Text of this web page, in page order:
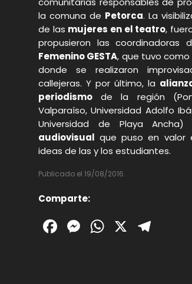
la comuna de Petorca. La
de las mujeres en el teatro,
propusieron las coordinadoras
Femenino GESTA, que tuvo
donde se realizaron
callejeras. Y por último, la
periodismode la región
Valparaíso, Universidad Adolfo
Universidad de Playa
audiovisual que puso en valor
ideas de las y los estudiantes.
Publicado el 19/08/2016.
Comparte:
Facebook
Messenger
WhatsApp
X